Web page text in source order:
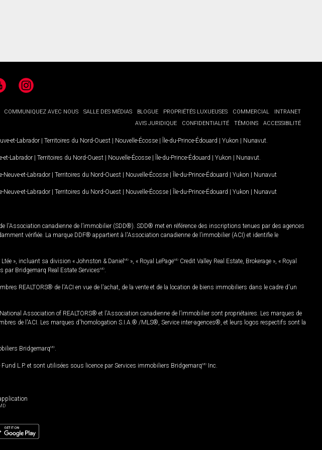
Instagram
COMMUNIQUEZ AVEC NOUS SALLE DES MÉDIAS BLOGUE PROPRIÉTÉS LUXUEUSES COMMERCIAL
INTRANET
AVIS JURIDIQUE
CONFIDENTIALITÉ TÉMOINS ACCESSIBILITÉ
et-Labrador | Territoires du Nord-Ouest | Nouvelle-Écosse | Île-du-Prince-Édouard | Yukon | Nunavut
et-Labrador | Territoires du Nord-Ouest | Nouvelle-Écosse | Île-du-Prince-Édouard | Yukon | Nunavut
Neuve-et-Labrador | Territoires du Nord-Ouest | Nouvelle-Écosse | Île-du-Prince-Édouard | Yukon | Nunavut
Neuve-et-Labrador | Territoires du Nord-Ouest | Nouvelle-Écosse | Île-du-Prince-Édouard | Yukon | Nunavut
l'Association canadienne de l’immobilier (SDD®). SDD® met en référence des inscriptions tenues par des agences
vérifiée. La marque DDF® appartient à l'Association canadienne de l’immobilier (ACI) et identifie le
Ltée », incluant sa division « Johnston & Daniel MD », « Royal LePageMD Credit Valley Real Estate, Brokerage », « Royal
par Bridgemarq Real Estate ServicesMD
REALTORS® de l'ACI en vue de l'achat, de la vente et de la location de biens immobiliers dans le cadre d'un
Association of REALTORS® et l'Association canadienne de l’immobilier sont propriétaires. Les marques de
de l'ACI. Les marques d'homologation S.I.A.® /MLS®, Service inter-agences®, et leurs logos respectifs sont la
BridgemarqMD
L.P. et sont utilisées sous licence par Services immobiliers BridgemarqMD Inc.